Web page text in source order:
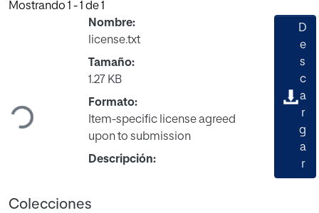
Mostrando 1 - 1 de 1
Cargando...
Nombre:
license.txt
Tamaño:
1.27 KB
Formato:
Item-specific license agreed
upon to submission
Descripción:
D
e
s
c
a
r
g
a
r
Colecciones